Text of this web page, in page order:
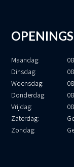
Maandag:
Dinsdag:
Woensdag:
Donderdag:
Vrijdag:
Zaterdag:
Zondag: